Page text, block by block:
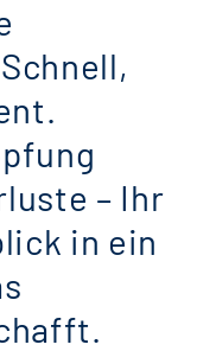
– Ihr
in ein